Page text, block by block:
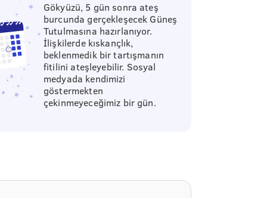
Gökyüzü, 5 gün sonra ateş
burcunda gerçekleşecek Güneş
Tutulmasına hazırlanıyor.
İlişkilerde kıskançlık,
beklenmedik bir tartışmanın
fitilini ateşleyebilir. Sosyal
medyada kendimizi
göstermekten
çekinmeyeceğimiz bir gün.